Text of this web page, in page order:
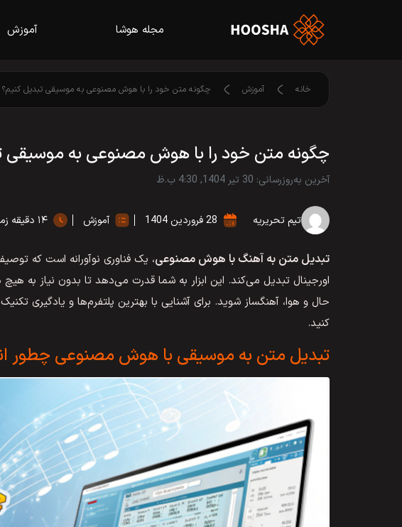
مجله هوشا آموزش
خانه آموزش چگونه متن خود را با هوش مصنوعی به موسیقی تبدیل کنیم؟
چگونه متن خود را با هوش مصنوعی به موسیقی
آخرین به‌روزرسانی: 30 تیر 1404, 4:30 ب.ظ
تیم تحریریه 28 فروردین 1404 آموزش ۱۴ دقیقه زمان مطالعه
تبدیل متن به آهنگ با هوش مصنوعی، یک فناوری نوآورانه است که
اورجینال تبدیل می‌کند. این ابزار به شما قدرت می‌دهد تا بدون نیاز
حال و هوا، آهنگساز شوید. برای آشنایی با بهترین پلتفرم‌ها و یادگیری
کنید.
تبدیل متن به موسیقی با هوش مصنوعی چطور